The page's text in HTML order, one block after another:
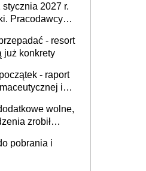
Fundusz
2027 r.
Pracodawcy
- resort
już konkrety
- raport
i
wolne,
zrobił
pobrania i